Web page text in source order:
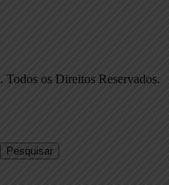
. Todos os Direitos Reservados.
Pesquisar